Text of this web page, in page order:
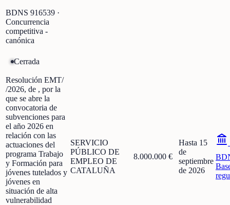
BDNS 916539 ·
Concurrencia
competitiva -
canónica
Cerrada
Resolución EMT/
/2026, de , por la
que se abre la
convocatoria de
subvenciones para
el año 2026 en
relación con las
actuaciones del
programa Trabajo
y Formación para
jóvenes tutelados y
jóvenes en
situación de alta
vulnerabilidad
SERVICIO
PÚBLICO DE
EMPLEO DE
CATALUÑA
8.000.000 €
Hasta 15
de
septiembre
de 2026